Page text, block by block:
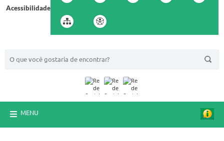
Acessibilidade
MENU